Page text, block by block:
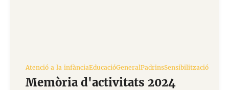
Atenció a la infànciaEducacióGeneralPadrinsSensibilització
Memòria d'activitats 2024